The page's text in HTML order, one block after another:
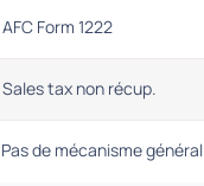
AFC Form 1222
Sales tax non récup.
Pas de mécanisme général